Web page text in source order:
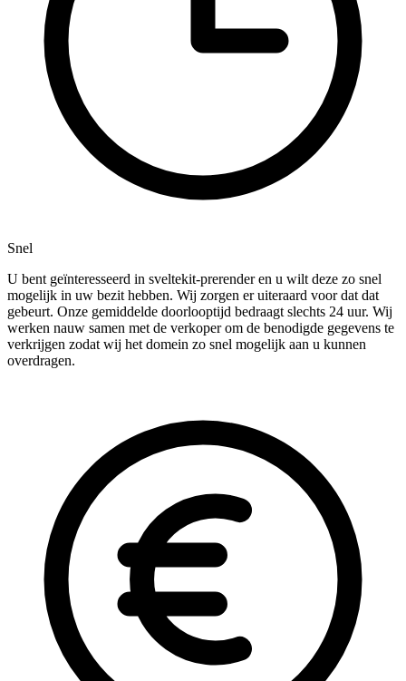
Snel
U bent geïnteresseerd in sveltekit-prerender en u wilt deze zo snel
mogelijk in uw bezit hebben. Wij zorgen er uiteraard voor dat dat
gebeurt. Onze gemiddelde doorlooptijd bedraagt slechts 24 uur. Wij
werken nauw samen met de verkoper om de benodigde gegevens te
verkrijgen zodat wij het domein zo snel mogelijk aan u kunnen
overdragen.